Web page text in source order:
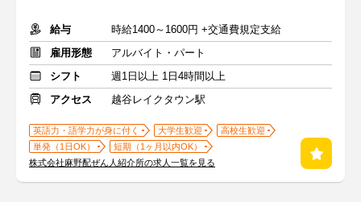
給与
時給1400～1600円 +交通費規定支給
雇用形態
アルバイト・パート
シフト
週1日以上 1日4時間以上
アクセス
越谷レイクタウン駅
英語力・語学力が身に付く 大学生歓迎
高校生歓迎
単発（1日OK）
短期（1ヶ月以内OK）
株式会社麻野配ぜん人紹介所の求人一覧を見る